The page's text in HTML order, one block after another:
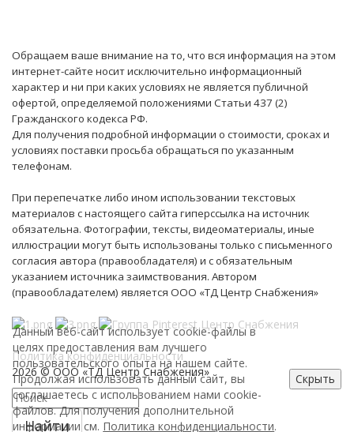
Обращаем ваше внимание на то, что вся информация на этом
интернет-сайте носит исключительно информационный
характер и ни при каких условиях не является публичной
офертой, определяемой положениями Статьи 437 (2)
Гражданского кодекса РФ.
Для получения подробной информации о стоимости, сроках и
условиях поставки просьба обращаться по указанным
телефонам.
При перепечатке либо ином использовании текстовых
материалов с настоящего сайта гиперссылка на источник
обязательна. Фотографии, тексты, видеоматериалы, иные
иллюстрации могут быть использованы только с письменного
согласия автора (правообладателя) и с обязательным
указанием источника заимствования. Автором
(правообладателем) является ООО «ТД Центр Снабжения»
Политика конфиденциальности
2026 © ООО «ТД Центр Снабжения»
Найти
Данный веб-сайт использует cookie-файлы в
целях предоставления вам лучшего
пользовательского опыта на нашем сайте.
Продолжая использовать данный сайт, вы
соглашаетесь с использованием нами cookie-
файлов. Для получения дополнительной
информации см. Политика конфиденциальности.
Скрыть